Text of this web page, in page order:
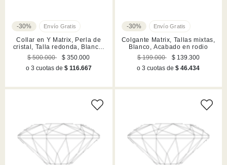
-30%
Collar en Y Matrix, Perla de
cristal, Talla redonda, Blanco,
Acabado en rodio
$ 500.000
$ 350.000
o 3 cuotas de $ 116.667
-30%
Colgante Matrix, Tallas mixtas,
Blanco, Acabado en rodio
$ 199.000
$ 139.300
o 3 cuotas de$ 46.434